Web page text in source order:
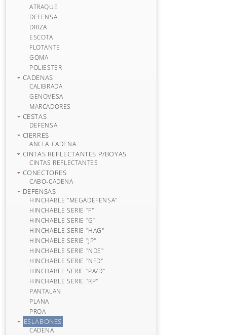
ATRAQUE
DEFENSA
DRIZA
ESCOTA
FLOTANTE
GOMA
POLIESTER
CADENAS
CALIBRADA
GENOVESA
MARCADORES
CESTAS
DEFENSA
CIERRES
ANCLA-CADENA
CINTAS REFLECTANTES P/BOYAS
CINTAS REFLECTANTES
CONECTORES
CABO-CADENA
DEFENSAS
HINCHABLE "MEGADEFENSA"
HINCHABLE SERIE "F"
HINCHABLE SERIE "G"
HINCHABLE SERIE "HAG"
HINCHABLE SERIE "JP"
HINCHABLE SERIE "NDE"
HINCHABLE SERIE "NFD"
HINCHABLE SERIE "PA/D"
HINCHABLE SERIE "RP"
PANTALAN
PLANA
PROA
ESLABONES
CADENA